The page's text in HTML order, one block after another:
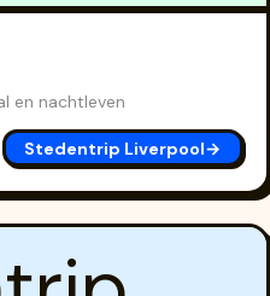
en nachtleven
Stedentrip Liverpool→